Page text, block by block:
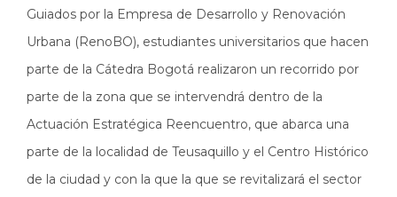
Guiados por la Empresa de Desarrollo y Renovación
Urbana (RenoBO), estudiantes universitarios que hacen
parte de la Cátedra Bogotá realizaron un recorrido por
parte de la zona que se intervendrá dentro de la
Actuación Estratégica Reencuentro, que abarca una
parte de la localidad de Teusaquillo y el Centro Histórico
de la ciudad y con la que la que se revitalizará el sector